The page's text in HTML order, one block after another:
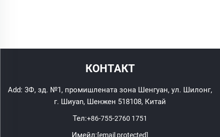
КОНТАКТ
Add: 3Ф, зд. №1, промишлената зона Шенгуан, ул. Шилонг,
г. Шиyan, Шенжен 518108, Китай
Тел:+86-755-2760 1751
Имейл:[email protected]